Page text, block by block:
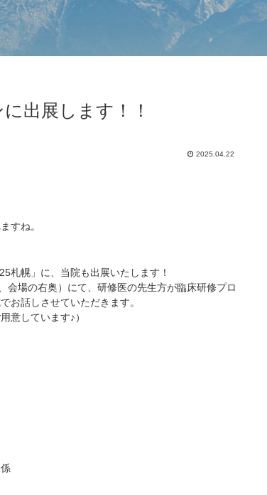
出展します！！
2025.04.22
すね。
札幌」に、当院も出展いたします！
場の右奥）にて、研修医の先生方が臨床研修プロ
お話しさせていただきます。
意しています♪）